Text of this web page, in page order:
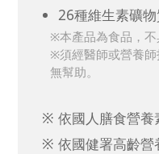
26種維生素礦
※本產品為食品，不
※須經醫師或營養
無幫助。
※ 依國人膳食營養
※ 依國健署高齡營